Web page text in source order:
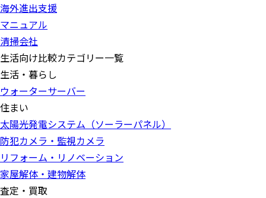
海外進出支援
マニュアル
清掃会社
生活向け比較カテゴリー一覧
生活・暮らし
ウォーターサーバー
住まい
太陽光発電システム（ソーラーパネル）
防犯カメラ・監視カメラ
リフォーム・リノベーション
家屋解体・建物解体
査定・買取